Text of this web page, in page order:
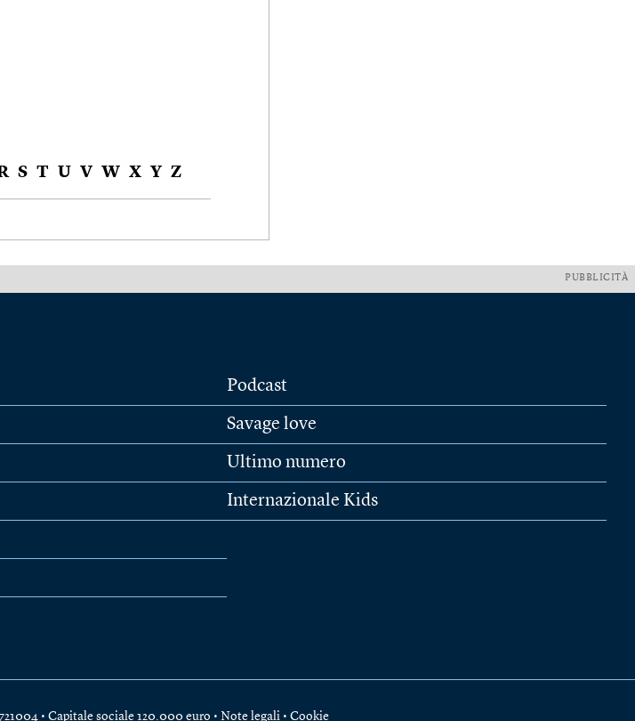
S T U V W X Y Z
PUBBLICITÀ
Podcast
Savage love
Ultimo numero
Internazionale Kids
• Capitale sociale 120.000 euro • Note legali • Cookie